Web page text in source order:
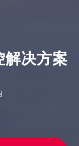
解决方案